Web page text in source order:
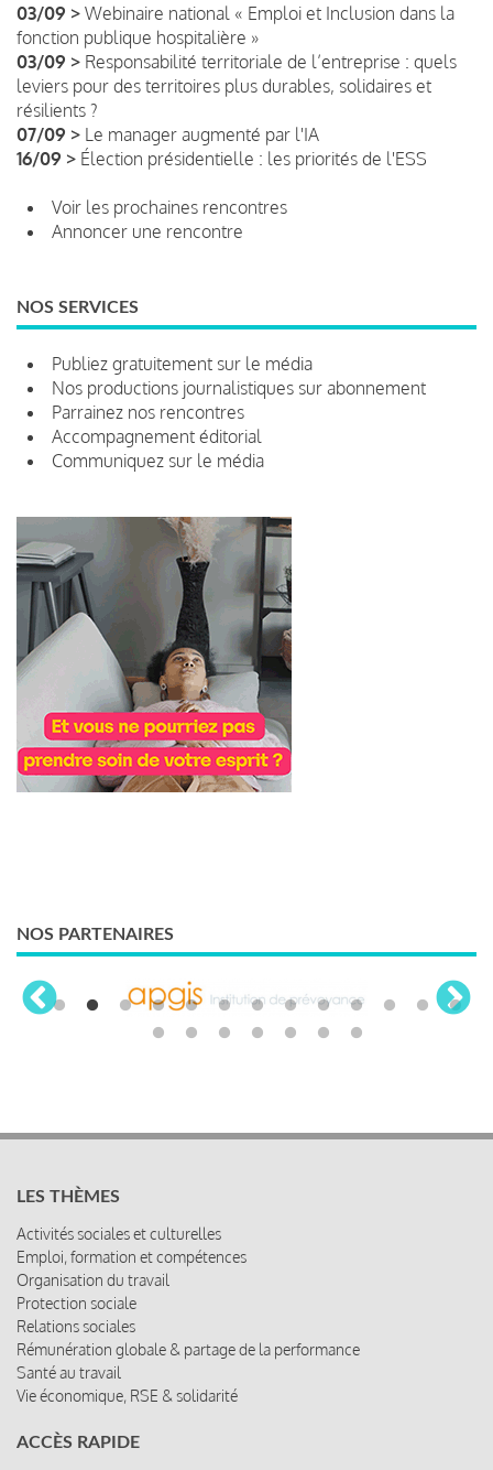
03/09 > Webinaire national « Emploi et Inclusion dans la
fonction publique hospitalière »
03/09 > Responsabilité territoriale de l’entreprise : quels
leviers pour des territoires plus durables, solidaires et
résilients ?
07/09 > Le manager augmenté par l'IA
16/09 > Élection présidentielle : les priorités de l'ESS
Voir les prochaines rencontres
Annoncer une rencontre
NOS SERVICES
Publiez gratuitement sur le média
Nos productions journalistiques sur abonnement
Parrainez nos rencontres
Accompagnement éditorial
Communiquez sur le média
NOS PARTENAIRES
LES THÈMES
Activités sociales et culturelles
Emploi, formation et compétences
Organisation du travail
Protection sociale
Relations sociales
Rémunération globale & partage de la performance
Santé au travail
Vie économique, RSE & solidarité
ACCÈS RAPIDE